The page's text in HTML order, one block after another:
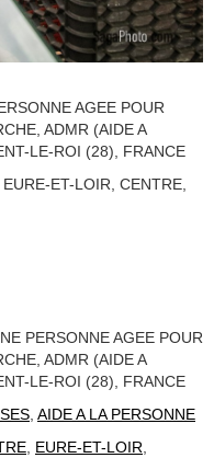
AGEE POUR
ADMR (AIDE A
LE-ROI (28), FRANCE
ET-LOIR, CENTRE,
PERSONNE AGEE POUR
ADMR (AIDE A
LE-ROI (28), FRANCE
, AIDE A LA PERSONNE
, EURE-ET-LOIR,